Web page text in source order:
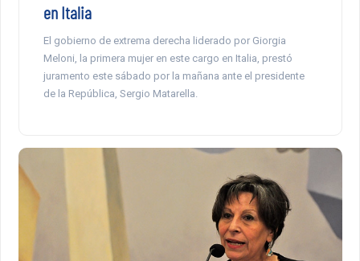
en Italia
El gobierno de extrema derecha liderado por Giorgia
Meloni, la primera mujer en este cargo en Italia, prestó
juramento este sábado por la mañana ante el presidente
de la República, Sergio Matarella.